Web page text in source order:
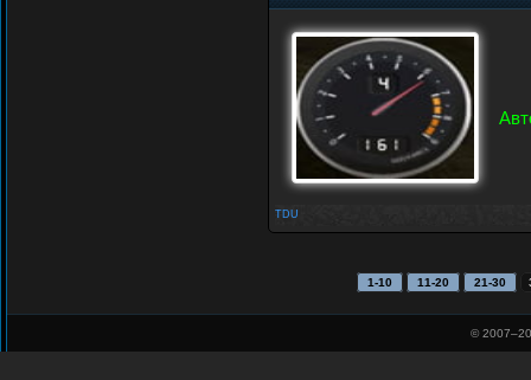
TDU
1-10 11-20 21-30
© 2007–